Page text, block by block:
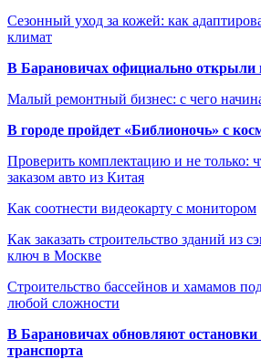
Сезонный уход за кожей: как
климат
В Барановичах официально открыли
Малый ремонтный бизнес: с чего
В городе пройдет «Библионочь» с
Проверить комплектацию и не только:
заказом авто из Китая
Как соотнести видеокарту с монитором
Как заказать строительство зданий из
ключ в Москве
Строительство бассейнов и хамамов
любой сложности
В Барановичах обновляют остановки
транспорта